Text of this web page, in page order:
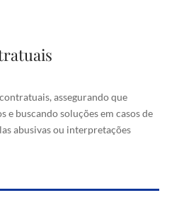
assegurando que
e buscando soluções em casos de
abusivas ou interpretações
Contratuais
e buscando soluções
cláusulas abusivas
divergentes.